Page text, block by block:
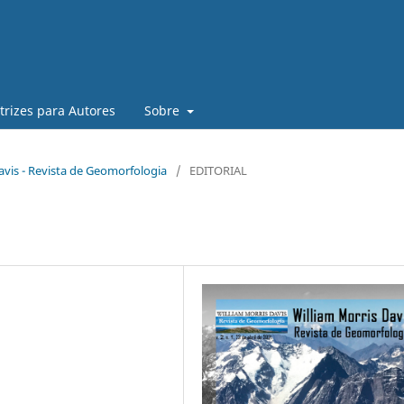
para Autores Sobre
- Revista de Geomorfologia / EDITORIAL